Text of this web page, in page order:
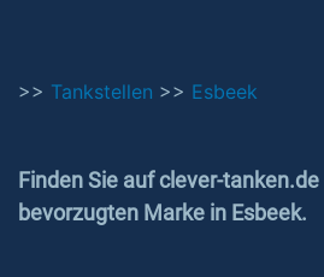
>> Tankstellen >> Esbeek
Finden Sie auf clever-
bevorzugten Marke in Esbeek.